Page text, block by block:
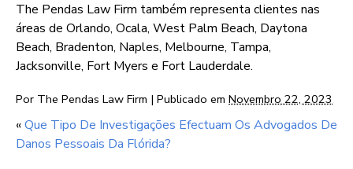
The Pendas Law Firm também representa clientes nas
áreas de Orlando, Ocala, West Palm Beach, Daytona
Beach, Bradenton, Naples, Melbourne, Tampa,
Jacksonville, Fort Myers e Fort Lauderdale.
Por The Pendas Law Firm | Publicado em Novembro 22, 2023
«Que Tipo De Investigações Efectuam Os Advogados De
Danos Pessoais Da Flórida?